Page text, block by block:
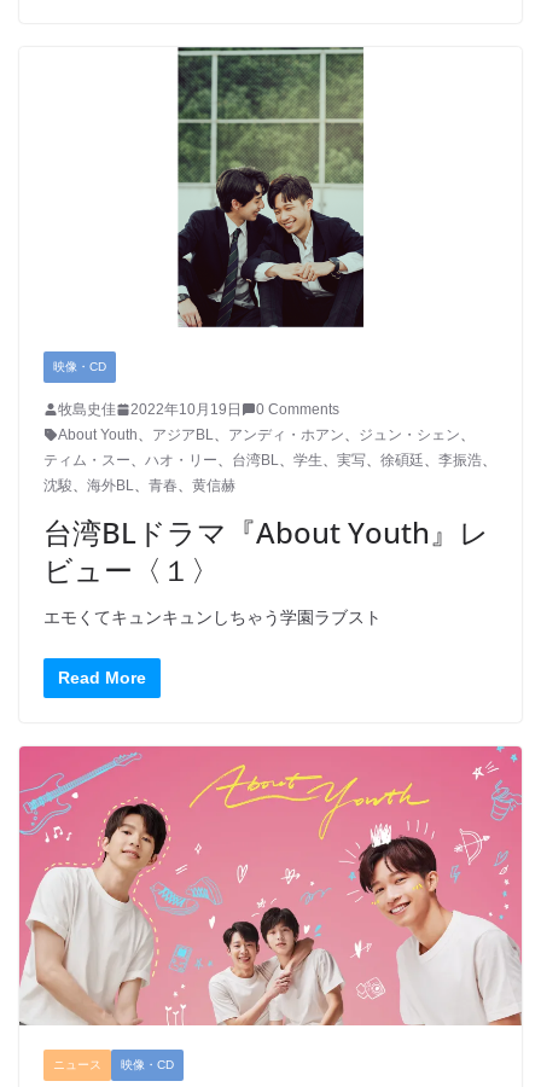
映像・CD
牧島史佳 2022年10月19日
0 Comments
About Youth
アジアBL アンディ・ホアン ジュン・シェン
ティム・スー
ハオ・リー 台湾BL 学生 実写 徐碩廷 李振浩
沈駿
海外BL 青春 黄信赫
台湾BLドラマ『About Youth』レ
ビュー〈１〉
エモくてキュンキュンしちゃう学園ラブスト
Read More
ニュース 映像・CD